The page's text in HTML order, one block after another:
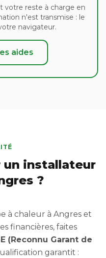
votre reste à charge en
n'est transmise : le
navigateur.
aides
un installateur
?
à chaleur à Angres et
financières, faites
(Reconnu Garant de
garantit :